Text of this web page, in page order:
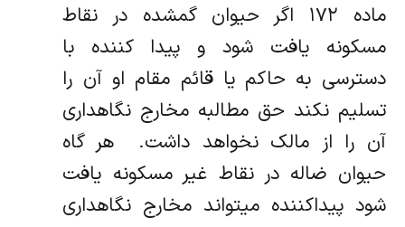
ماده ۱۷۲ اگر حیوان گمشده در نقاط
مسکونه یافت شود و پیدا کننده با
دسترسی به حاکم یا قائم مقام او آن را
تسلیم نکند حق مطالبه مخارج ‌نگاهداری
آن را از مالک نخواهد داشت. ‌ هر گاه
حیوان ضاله در نقاط غیر مسکونه یافت
شود پیداکننده میتواند مخارج نگاهداری